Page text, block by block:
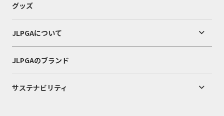
グッズ
JLPGAについて
JLPGAのブランド
サステナビリティ